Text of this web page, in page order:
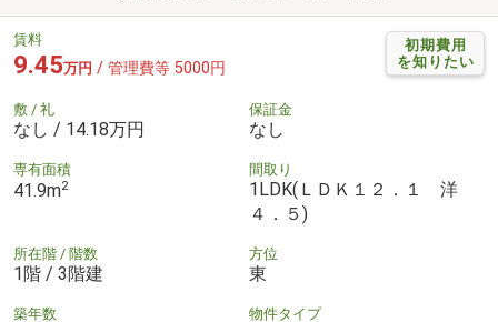
初期費用
を知りたい
賃料
9.45万円 / 管理費等 5000円
敷 / 礼
なし / 14.18万円
保証金
なし
専有面積
41.9m2
間取り
1LDK(ＬＤＫ１２．１ 洋
４．５)
所在階 / 階数
1階 / 3階建
方位
東
築年数 物件タイプ